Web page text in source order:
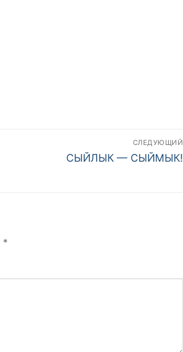
СЛЕДУЮЩИЙ
Следующая
СЫЙЛЫК — СЫЙМЫК!
*